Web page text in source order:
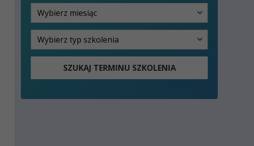
SZUKAJ TERMINU SZKOLENIA